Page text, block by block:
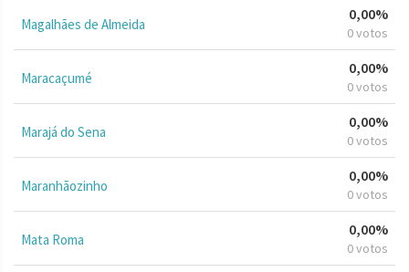
Magalhães de Almeida
0,00%
0 votos
Maracaçumé
0,00%
0 votos
Marajá do Sena
0,00%
0 votos
Maranhãozinho
0,00%
0 votos
Mata Roma
0,00%
0 votos